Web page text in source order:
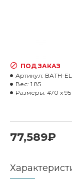
77,589₽
ПОД ЗАКАЗ
Артикул: BATH-
Вес: 1.85
Размеры: 470 x 95